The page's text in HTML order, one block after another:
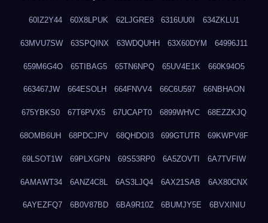
60IZ2Y44 60X8LPUK 62LJGRE8 6316UU0I 634ZKLU1
63MVU7SW 63SPQINX 63WDQUHH 63X60DYM 64996J11
659M6G4O 65TIBAG5 65TN6NPQ 65UV4E1K 660K94O5
663467JW 664ESOLH 664FNVV4 66C6U597 66NBHAON
675YBKS0 67T6PVX5 67UCAPT0 6899WHVC 68EZZKJQ
68OMB6UH 68PDCJPV 68QHDOI3 699GTUTR 69KWPV8F
69LSOT1W 69PLXGPN 69S53RP0 6A5ZOVTI 6A7TVFIW
6AMAWT34 6ANZ4C8L 6AS3LJQ4 6AX21SAB 6AX80CNX
6AYEZFQ7 6B0V87BD 6BA9R10Z 6BUMJY5E 6BVXINIU